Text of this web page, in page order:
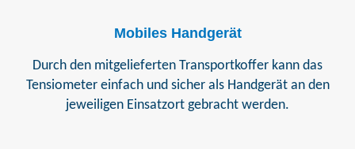
Mobiles Handgerät
Durch den mitgelieferten Transportkoffer kann das
Tensiometer einfach und sicher als Handgerät an den
jeweiligen Einsatzort gebracht werden.